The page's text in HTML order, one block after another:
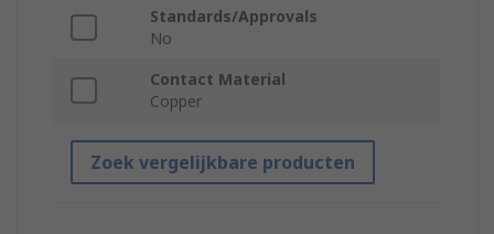
Standards/Approvals
No
Contact Material
Copper
Zoek vergelijkbare producten